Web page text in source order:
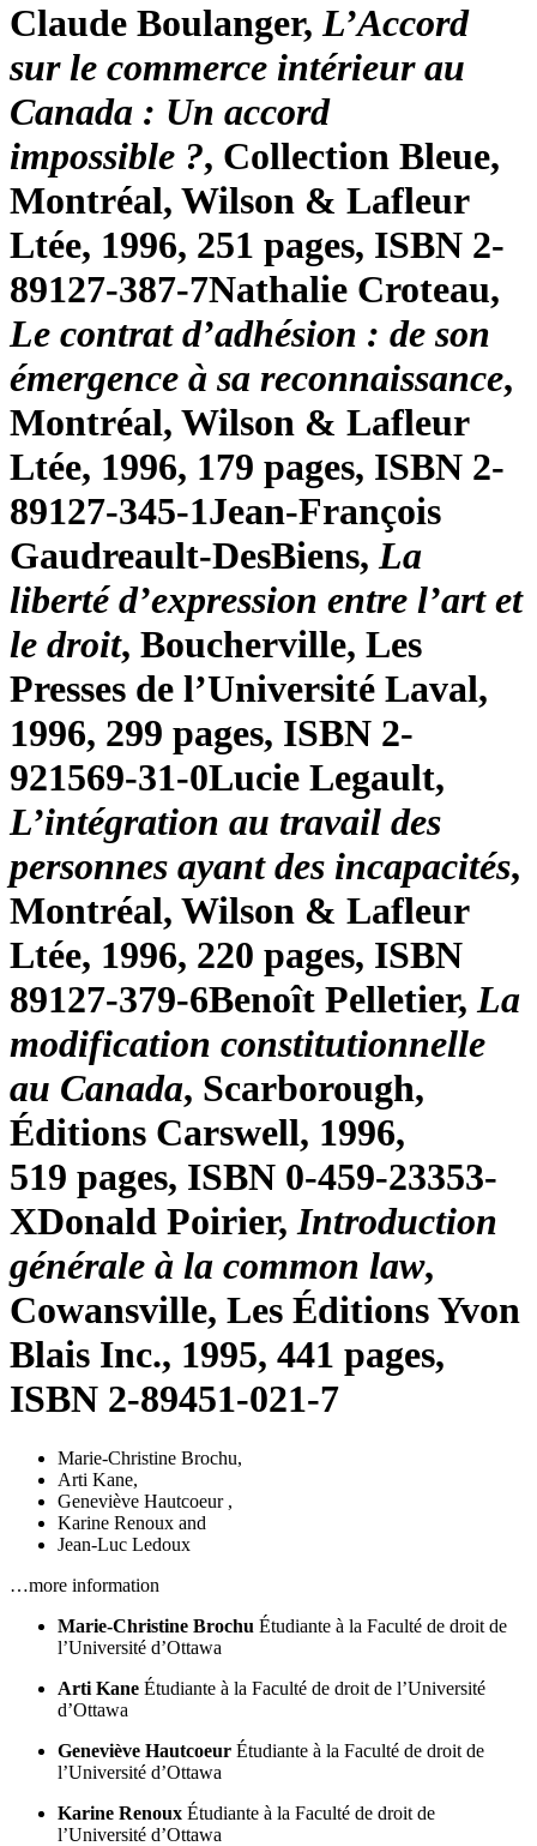
Claude Boulanger, L’Accord
sur le commerce intérieur au
Canada : Un accord
impossible ?, Collection Bleue,
Montréal, Wilson & Lafleur
Ltée, 1996, 251 pages, ISBN 2-
89127-387-7Nathalie Croteau,
Le contrat d’adhésion : de son
émergence à sa reconnaissance,
Montréal, Wilson & Lafleur
Ltée, 1996, 179 pages, ISBN 2-
89127-345-1Jean-François
Gaudreault-DesBiens, La
liberté d’expression entre l’art et
le droit, Boucherville, Les
Presses de l’Université Laval,
1996, 299 pages, ISBN 2-
921569-31-0Lucie Legault,
L’intégration au travail des
personnes ayant des incapacités,
Montréal, Wilson & Lafleur
Ltée, 1996, 220 pages, ISBN
89127-379-6Benoît Pelletier, La
modification constitutionnelle
au Canada, Scarborough,
Éditions Carswell, 1996,
519 pages, ISBN 0-459-23353-
XDonald Poirier, Introduction
générale à la common law,
Cowansville, Les Éditions Yvon
Blais Inc., 1995, 441 pages,
ISBN 2-89451-021-7
Marie-Christine Brochu,
Arti Kane,
Geneviève Hautcoeur ,
Karine Renoux and
Jean-Luc Ledoux
…more information
Marie-Christine Brochu Étudiante à la Faculté de droit de
l’Université d’Ottawa
Arti Kane Étudiante à la Faculté de droit de l’Université
d’Ottawa
Geneviève Hautcoeur Étudiante à la Faculté de droit de
l’Université d’Ottawa
Karine Renoux Étudiante à la Faculté de droit de
l’Université d’Ottawa